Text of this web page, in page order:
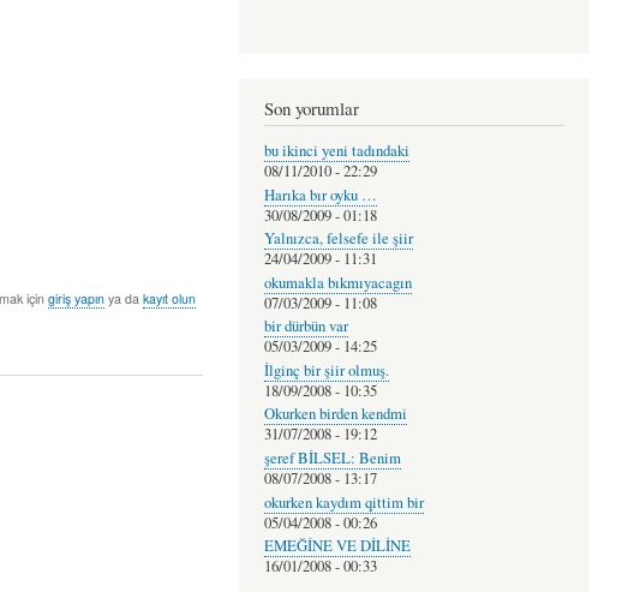
içingiriş yapın ya dakayıt olun
Son yorumlar
bu ikinci yeni tadındaki
08/11/2010 - 22:29
Harıka bır oyku …
30/08/2009 - 01:18
Yalnızca, felsefe ile şiir
24/04/2009 - 11:31
okumakla bıkmıyacagın
07/03/2009 - 11:08
bir dürbün var
05/03/2009 - 14:25
İlginç bir şiir olmuş.
18/09/2008 - 10:35
Okurken birden kendmi
31/07/2008 - 19:12
şeref BİLSEL: Benim
08/07/2008 - 13:17
okurken kaydım qittim bir
05/04/2008 - 00:26
EMEĞİNE VE DİLİNE
16/01/2008 - 00:33